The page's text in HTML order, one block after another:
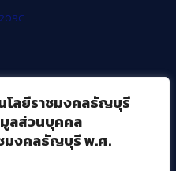
โลยีราชมงคลธัญบุรี
ลส่วนบุคคล
มงคลธัญบุรี พ.ศ.